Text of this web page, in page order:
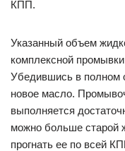
КПП.
Указанный объем
комплексной
Убедившись в полном
новое масло.
выполняется
можно больше старой
прогнать ее по всей